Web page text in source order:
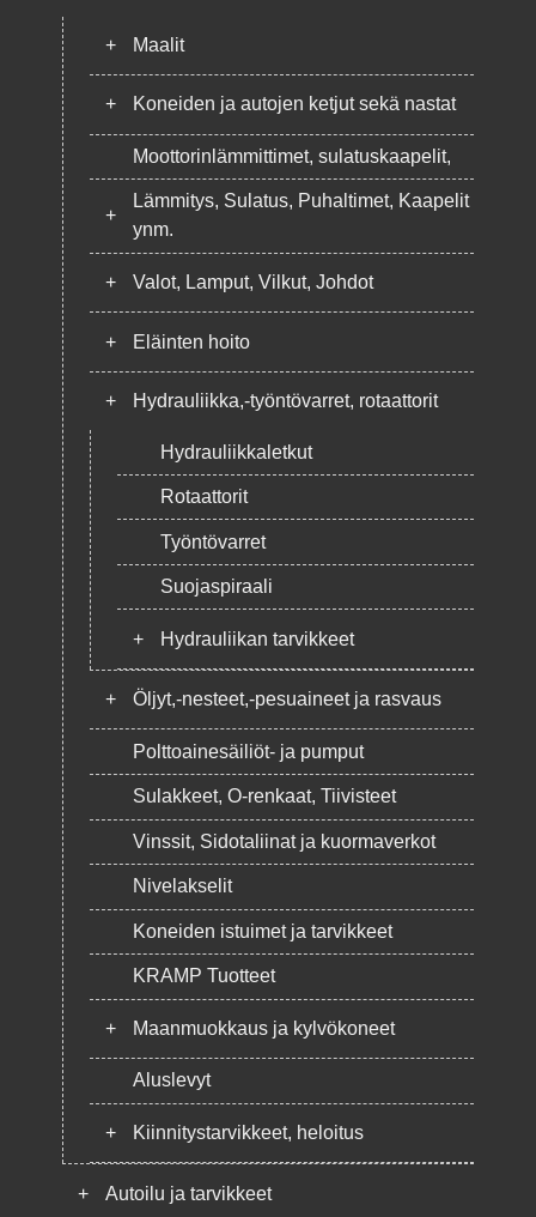
+ Maalit
+ Koneiden ja autojen ketjut sekä nastat
Moottorinlämmittimet, sulatuskaapelit,
+
Lämmitys, Sulatus, Puhaltimet, Kaapelit
ynm.
+ Valot, Lamput, Vilkut, Johdot
+ Eläinten hoito
+ Hydrauliikka,-työntövarret, rotaattorit
Hydrauliikkaletkut
Rotaattorit
Työntövarret
Suojaspiraali
+ Hydrauliikan tarvikkeet
+ Öljyt,-nesteet,-pesuaineet ja rasvaus
Polttoainesäiliöt- ja pumput
Sulakkeet, O-renkaat, Tiivisteet
Vinssit, Sidotaliinat ja kuormaverkot
Nivelakselit
Koneiden istuimet ja tarvikkeet
KRAMP Tuotteet
+ Maanmuokkaus ja kylvökoneet
Aluslevyt
+ Kiinnitystarvikkeet, heloitus
+ Autoilu ja tarvikkeet